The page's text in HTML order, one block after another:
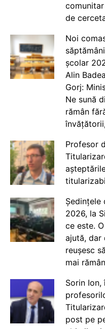
de
Noi
școlar
Alin
Gorj:
Ne sună
rămân
Profesor
Ședințele
2026, la
ce este.
ajută, dar
reușesc
mai
Sorin
post pe